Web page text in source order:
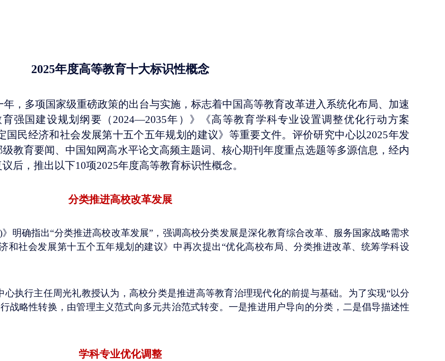
2025年度高等教育十大标识性概念
，多项国家级重磅政策的出台与实施，标志着中国高等教育改革进入系统化布局、加速
强国建设规划纲要（2024—2035年）》《高等教育学科专业设置调整优化行动方案
国民经济和社会发展第十五个五年规划的建议》等重要文件。评价研究中心以2025年发
教育要闻、中国知网高水平论文高频主题词、核心期刊年度重点选题等多源信息，经内
后，推出以下10项2025年度高等教育标识性概念。
分类推进高校改革发展
明确指出“分类推进高校改革发展”，强调高校分类发展是深化教育综合改革、服务国家战略需求
和社会发展第十五个五年规划的建议》中再次提出“优化高校布局、分类推进改革、统筹学科设
执行主任周光礼教授认为，高校分类是推进高等教育治理现代化的前提与基础。为了实现“以分
战略性转换，由管理主义范式向多元共治范式转变。一是推进用户导向的分类，二是倡导描述性
学科专业优化调整